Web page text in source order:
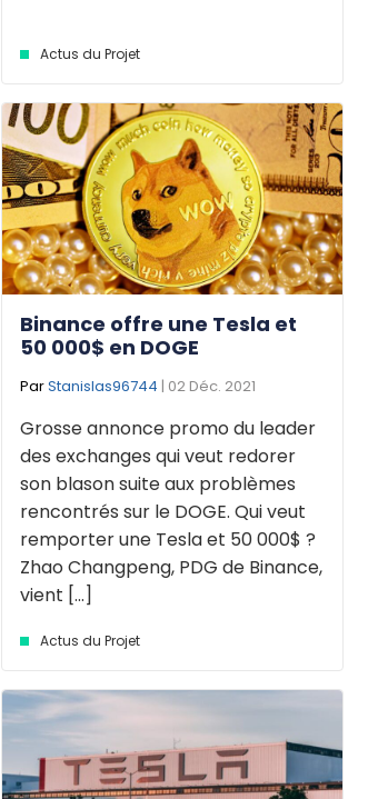
Actus du Projet
Binance offre une Tesla et
50 000$ en DOGE
ParStanislas96744 | 02 Déc. 2021
Grosse annonce promo du leader
des exchanges qui veut redorer
son blason suite aux problèmes
rencontrés sur le DOGE. Qui veut
remporter une Tesla et 50 000$ ?
Zhao Changpeng, PDG de Binance,
vient [...]
Actus du Projet